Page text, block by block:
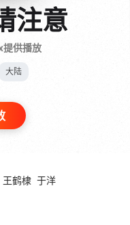
注意
供播放
大陆
王鹤棣 于洋